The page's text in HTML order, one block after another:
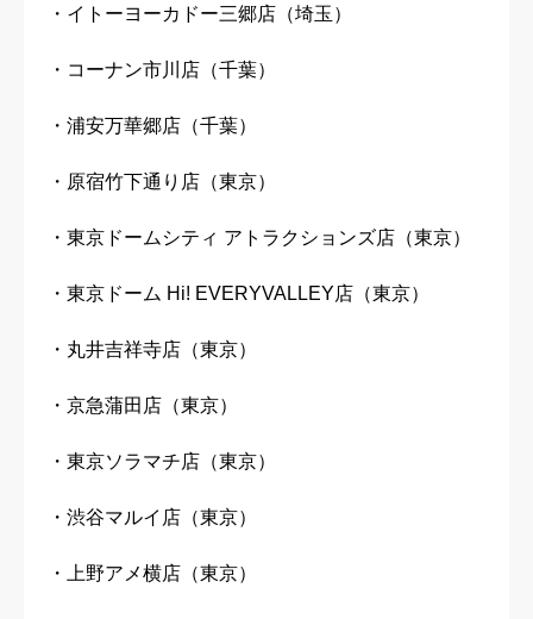
・イトーヨーカドー三郷店（埼玉）
・コーナン市川店（千葉）
・浦安万華郷店（千葉）
・原宿竹下通り店（東京）
・東京ドームシティ アトラクションズ店（東京）
・東京ドーム Hi! EVERYVALLEY店（東京）
・丸井吉祥寺店（東京）
・京急蒲田店（東京）
・東京ソラマチ店（東京）
・渋谷マルイ店（東京）
・上野アメ横店（東京）